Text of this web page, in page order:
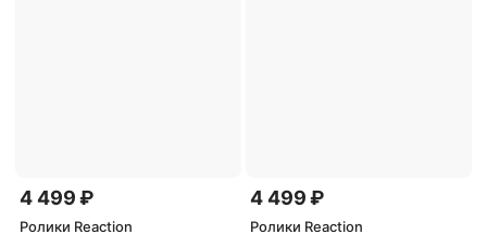
4 499 ₽
Ролики Reaction
4 499 ₽
Ролики Reaction